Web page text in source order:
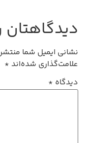
دیدگاهتان
نشانی ایمیل شما
علامت‌گذاری شده‌اند *
دیدگاه *